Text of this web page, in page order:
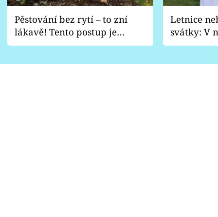
Pěstování bez rytí – to zní
lákavě! Tento postup je
vhodný jen pro některé
Letnice
svátky: V
pondělí